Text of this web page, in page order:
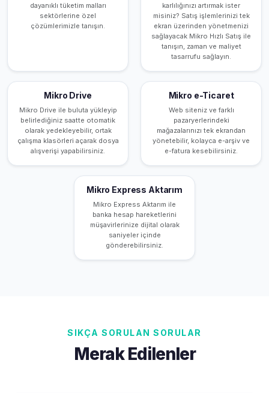
dayanıklı tüketim malları
sektörlerine özel
çözümlerimizle tanışın.
karlılığınızı artırmak ister
misiniz? Satış işlemlerinizi tek
ekran üzerinden yönetmenizi
sağlayacak Mikro Hızlı Satış ile
tanışın, zaman ve maliyet
tasarrufu sağlayın.
Mikro Drive
Mikro Drive ile buluta yükleyip
belirlediğiniz saatte otomatik
olarak yedekleyebilir, ortak
çalışma klasörleri açarak dosya
alışverişi yapabilirsiniz.
Mikro e-Ticaret
Web siteniz ve farklı
pazaryerlerindeki
mağazalarınızı tek ekrandan
yönetebilir, kolayca e-arşiv ve
e-fatura kesebilirsiniz.
Mikro Express Aktarım
Mikro Express Aktarım ile
banka hesap hareketlerini
müşavirlerinize dijital olarak
saniyeler içinde
gönderebilirsiniz.
SIKÇA SORULAN SORULAR
Merak Edilenler